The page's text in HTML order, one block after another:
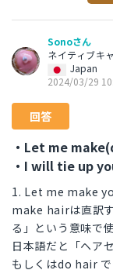
Sonoさん
ネイティブキ
Japan
2024/03/29
回答
・Let me
・I will tie up
1. Let me make
make hairは直訳
る」という意味で使
日本語だと「ヘア
もしくはdo hair で